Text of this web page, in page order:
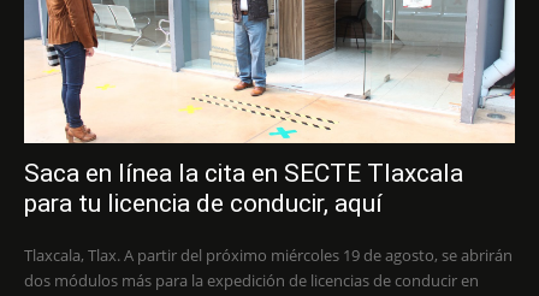
Saca en línea la cita en SECTE Tlaxcala
para tu licencia de conducir, aquí
Tlaxcala, Tlax. A partir del próximo miércoles 19 de agosto, se abrirán
dos módulos más para la expedición de licencias de conducir en